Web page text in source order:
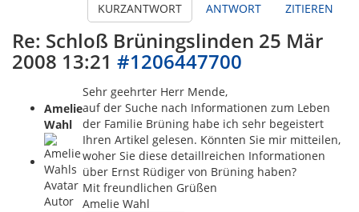
KURZANTWORT
ANTWORT ZITIEREN
Re: Schloß Brüningslinden 25 Mär
2008 13:21 #1206447700
Amelie
Wahl
Autor
Sehr geehrter Herr Mende,
auf der Suche nach Informationen zum Leben
der Familie Brüning habe ich sehr begeistert
Ihren Artikel gelesen. Könnten Sie mir mitteilen,
woher Sie diese detaillreichen Informationen
über Ernst Rüdiger von Brüning haben?
Mit freundlichen Grüßen
Amelie Wahl